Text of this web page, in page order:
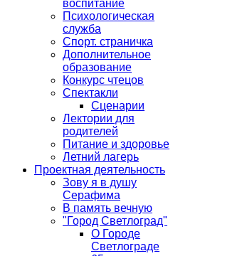
воспитание
Психологическая
служба
Спорт. страничка
Дополнительное
образование
Конкурс чтецов
Спектакли
Сценарии
Лектории для
родителей
Питание и здоровье
Летний лагерь
Проектная деятельность
Зову я в душу
Серафима
В память вечную
"Город Светлоград"
О Городе
Светлограде